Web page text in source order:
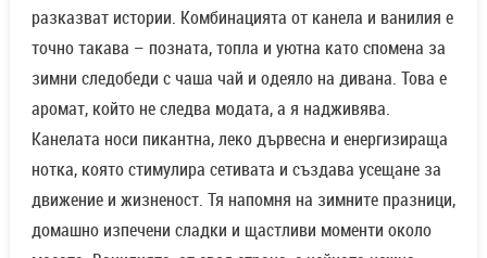
разказват истории. Комбинацията от канела и ванилия е
точно такава – позната, топла и уютна като спомена за
зимни следобеди с чаша чай и одеяло на дивана. Това е
аромат, който не следва модата, а я надживява.
Канелата носи пикантна, леко дървесна и енергизираща
нотка, която стимулира сетивата и създава усещане за
движение и жизненост. Тя напомня на зимните празници,
домашно изпечени сладки и щастливи моменти около